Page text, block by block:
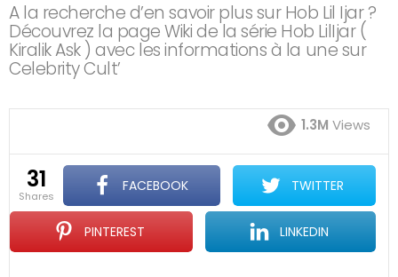
A la recherche d’en savoir plus sur Hob Lil Ijar ?
Découvrez la page Wiki de la série Hob LilIjar (
Kiralik Ask ) avec les informations à la une sur
Celebrity Cult’
1.3M Views
31
shares
FACEBOOK TWITTER
PINTEREST LINKEDIN